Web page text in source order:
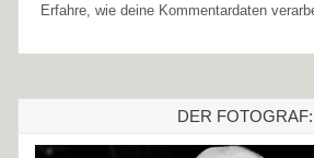
Erfahre, wie deine Kommentardaten
DER FOTOGRAF: